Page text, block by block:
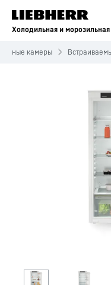
Холодильная и морозильная
камеры